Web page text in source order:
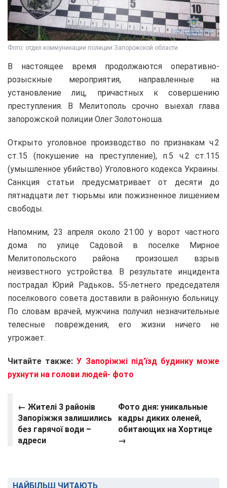
Фото: отдел коммуникации полиции Запорожской области
В настоящее время продолжаются оперативно-
розыскные мероприятия, направленные на
установление лиц, причастных к совершению
преступления. В Мелитополь срочно выехал глава
запорожской полиции Олег Золотоноша.
Открыто уголовное производство по признакам ч.2
ст.15 (покушение на преступление), п.5 ч.2 ст.115
(умышленное убийство) Уголовного кодекса Украины.
Санкция статьи предусматривает от десяти до
пятнадцати лет тюрьмы или пожизненное лишением
свободы.
Напомним, 23 апреля около 21:00 у ворот частного
дома по улице Садовой в поселке Мирное
Мелитопольского района произошел взрыв
неизвестного устройства. В результате инцидента
пострадал Юрий Радьков. 55-летнего председателя
поселкового совета доставили в районную больницу.
По словам врачей, мужчина получил незначительные
телесные повреждения, его жизни ничего не
угрожает.
Читайте также:У Запоріжжі під’їзд будинку може
рухнути на голови людей- фото
← Жителі 3 районів
Запоріжжя залишились
без гарячої води –
адреси
Фото дня: уникальные
кадры диких оленей,
обитающих на Хортице
→
НАЙБІЛЬШ ЧИТАЮТЬ